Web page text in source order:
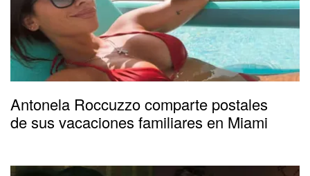
Antonela Roccuzzo comparte postales
de sus vacaciones familiares en Miami